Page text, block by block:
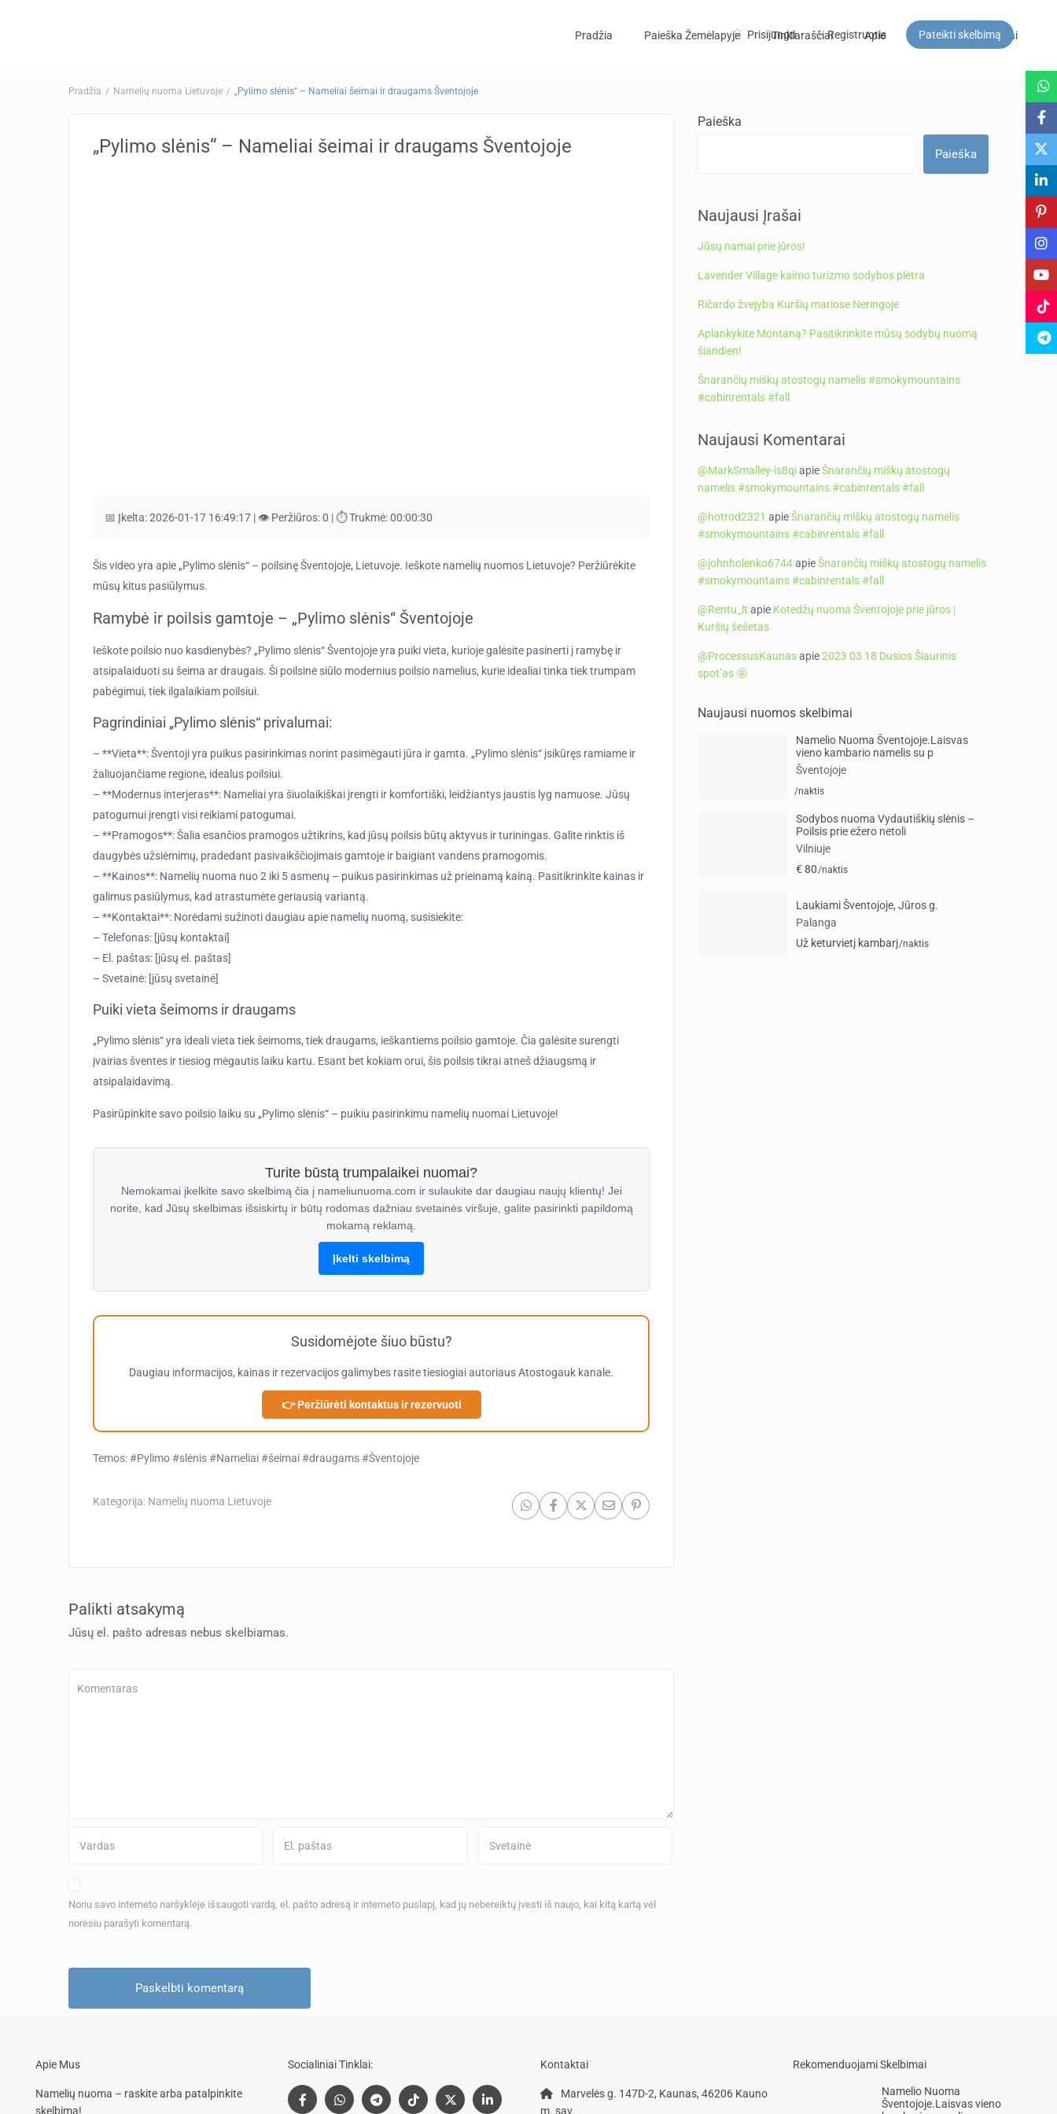
Pradžia Paieška Žemėlapyje Tinklaraščiai Apie DUK Kontaktai
Prisijungti Registruotis Pateikti skelbimą
Svečiai
Pradžia Namelių nuoma Lietuvoje „Pylimo slėnis“ – Nameliai šeimai ir draugams Šventojoje
„Pylimo slėnis“ – Nameliai šeimai ir draugams Šventojoje
📅 Įkelta:2026-01-17 16:49:17 | 👁️ Peržiūros:0 | ⏱️ Trukmė:00:00:30
Šis video yra apie „Pylimo slėnis“ – poilsinę Šventojoje, Lietuvoje. Ieškote namelių nuomos Lietuvoje? Peržiūrėkite
mūsų kitus pasiūlymus.
Ramybė ir poilsis gamtoje – „Pylimo slėnis“ Šventojoje
Ieškote poilsio nuo kasdienybės? „Pylimo slėnis“ Šventojoje yra puiki vieta, kurioje galėsite pasinerti į ramybę ir
atsipalaiduoti su šeima ar draugais. Ši poilsinė siūlo modernius poilsio namelius, kurie idealiai tinka tiek trumpam
pabėgimui, tiek ilgalaikiam poilsiui.
Pagrindiniai „Pylimo slėnis“ privalumai:
– **Vieta**: Šventoji yra puikus pasirinkimas norint pasimėgauti jūra ir gamta. „Pylimo slėnis“ įsikūręs ramiame ir
žaliuojančiame regione, idealus poilsiui.
– **Modernus interjeras**: Nameliai yra šiuolaikiškai įrengti ir komfortiški, leidžiantys jaustis lyg namuose. Jūsų
patogumui įrengti visi reikiami patogumai.
– **Pramogos**: Šalia esančios pramogos užtikrins, kad jūsų poilsis būtų aktyvus ir turiningas. Galite rinktis iš
daugybės užsiėmimų, pradedant pasivaikščiojimais gamtoje ir baigiant vandens pramogomis.
– **Kainos**: Namelių nuoma nuo 2 iki 5 asmenų – puikus pasirinkimas už prieinamą kainą. Pasitikrinkite kainas ir
galimus pasiūlymus, kad atrastumėte geriausią variantą.
– **Kontaktai**: Norėdami sužinoti daugiau apie namelių nuomą, susisiekite:
– Telefonas: [jūsų kontaktai]
– El. paštas: [jūsų el. paštas]
– Svetainė: [jūsų svetainė]
Puiki vieta šeimoms ir draugams
„Pylimo slėnis“ yra ideali vieta tiek šeimoms, tiek draugams, ieškantiems poilsio gamtoje. Čia galėsite surengti
įvairias šventes ir tiesiog mėgautis laiku kartu. Esant bet kokiam orui, šis poilsis tikrai atneš džiaugsmą ir
atsipalaidavimą.
Pasirūpinkite savo poilsio laiku su „Pylimo slėnis“ – puikiu pasirinkimu namelių nuomai Lietuvoje!
Turite būstą trumpalaikei nuomai?
Nemokamai įkelkite savo skelbimą čia į nameliunuoma.com ir sulaukite dar daugiau naujų klientų! Jei
norite, kad Jūsų skelbimas išsiskirtų ir būtų rodomas dažniau svetainės viršuje, galite pasirinkti papildomą
mokamą reklamą.
Įkelti skelbimą
Susidomėjote šiuo būstu?
Daugiau informacijos, kainas ir rezervacijos galimybes rasite tiesiogiai autoriausAtostogauk kanale.
👉 Peržiūrėti kontaktus ir rezervuoti
Temos: #Pylimo #slėnis #Nameliai #šeimai #draugams #Šventojoje
Kategorija: Namelių nuoma Lietuvoje
Palikti atsakymą
Jūsų el. pašto adresas nebus skelbiamas.
Noriu savo interneto naršyklėje išsaugoti vardą, el. pašto adresą ir interneto puslapį, kad jų nebereiktų įvesti iš naujo, kai kitą kartą vėl
norėsiu parašyti komentarą.
Paieška
Paieška
Naujausi Įrašai
Jūsų namai prie jūros!
Lavender Village kaimo turizmo sodybos plėtra
Ričardo žvejyba Kuršių mariose Neringoje
Aplankykite Montaną? Pasitikrinkite mūsų sodybų nuomą
šiandien!
Šnarančių miškų atostogų namelis #smokymountains
#cabinrentals #fall
Naujausi Komentarai
@MarkSmalley-is8qiapieŠnarančių miškų atostogų
namelis #smokymountains #cabinrentals #fall
@hotrod2321 apieŠnarančių miškų atostogų namelis
#smokymountains #cabinrentals #fall
@johnholenko6744apieŠnarančių miškų atostogų namelis
#smokymountains #cabinrentals #fall
@Rentu_lt apie Kotedžų nuoma Šventojoje prie jūros |
Kuršių šešetas
@ProcessusKaunasapie2023 03 18 Dusios Šiaurinis
spot’as 🤩
Naujausi nuomos skelbimai
Namelio Nuoma Šventojoje.Laisvas
vieno kambario namelis su p
Šventojoje
/naktis
Sodybos nuoma Vydautiškių slėnis –
Poilsis prie ežero netoli
Vilniuje
€ 80/naktis
Laukiami Šventojoje, Jūros g.
Palanga
Už keturvietį kambarį/naktis
Apie Mus
Namelių nuoma – raskite arba patalpinkite
skelbimą!
Socialiniai Tinklai: Kontaktai
Marvelės g. 147D-2, Kaunas, 46206 Kauno
m. sav.
Rekomenduojami Skelbimai
Namelio Nuoma
Šventojoje.Laisvas vieno